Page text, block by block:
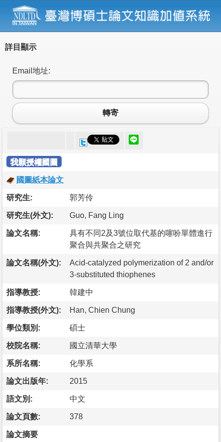
詳目顯示
Email地址:
轉寄
我願授權國圖
國圖紙本論文
研究生: 郭芳伶
研究生(外文): Guo, Fang Ling
論文名稱:
具有不同2及3號位取代基的噻吩單體進行
聚合與共聚合之研究
論文名稱(外文):
Acid-catalyzed polymerization of 2 and/or
3-substituted thiophenes
指導教授: 韓建中
指導教授(外文): Han, Chien Chung
學位類別: 碩士
校院名稱: 國立清華大學
系所名稱: 化學系
論文出版年: 2015
語文別: 中文
論文頁數: 378
論文摘要